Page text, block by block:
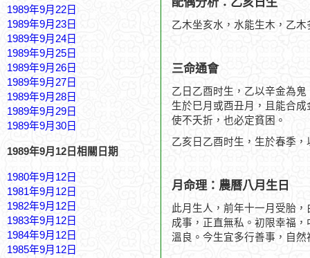
1989年9月22日
1989年9月23日
1989年9月24日
1989年9月25日
1989年9月26日
1989年9月27日
1989年9月28日
1989年9月29日
1989年9月30日
1989年9月12日相關日期
1980年9月12日
1981年9月12日
1982年9月12日
1983年9月12日
1984年9月12日
1985年9月12日
乙木坐亥水，水能生木，乙
三命通會
乙日乙酉时生，乙以辛金為
生於巳月或酉丑月，且能合
使不夭折，也必定貧困。
乙亥日乙酉时生，生於春季
月命理：農曆八月生日
此月生人，前年十一月受胎
成事，正直無私。初限幸福
溫良。今生宜多行善事，自然